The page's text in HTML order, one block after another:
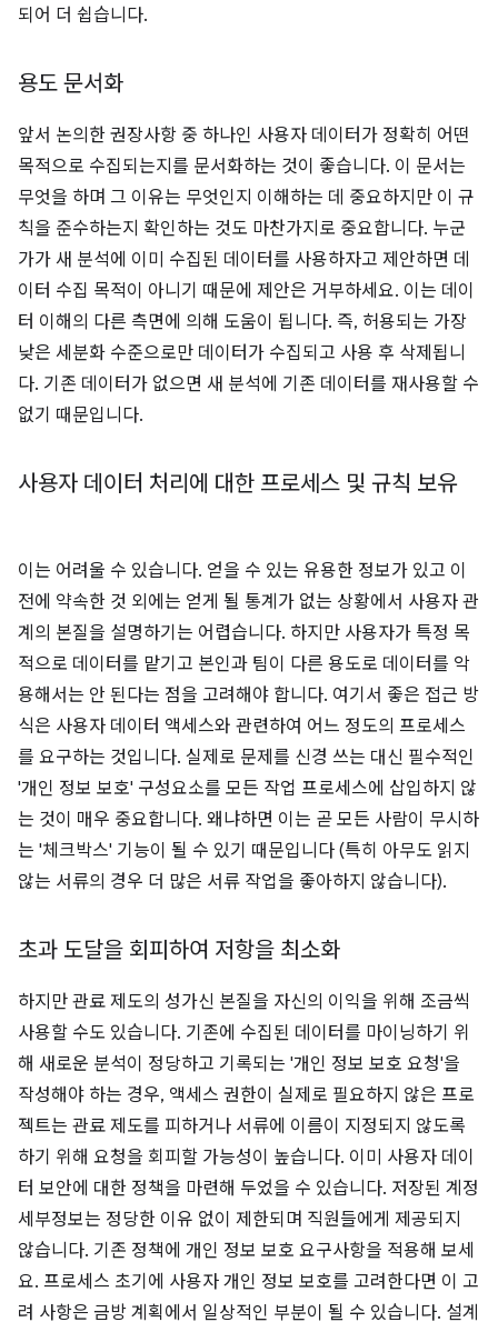
되어 더 쉽습니다.
용도 문서화
앞서 논의한 권장사항 중 하나인 사용자 데이터가 정확히 어떤
목적으로 수집되는지를 문서화하는 것이 좋습니다. 이 문서는
무엇을 하며 그 이유는 무엇인지 이해하는 데 중요하지만 이 규
칙을 준수하는지 확인하는 것도 마찬가지로 중요합니다. 누군
가가 새 분석에 이미 수집된 데이터를 사용하자고 제안하면 데
이터 수집 목적이 아니기 때문에 제안은 거부하세요. 이는 데이
터 이해의 다른 측면에 의해 도움이 됩니다. 즉, 허용되는 가장
낮은 세분화 수준으로만 데이터가 수집되고 사용 후 삭제됩니
다. 기존 데이터가 없으면 새 분석에 기존 데이터를 재사용할 수
없기 때문입니다.
사용자 데이터 처리에 대한 프로세스 및 규칙 보유
이는 어려울 수 있습니다. 얻을 수 있는 유용한 정보가 있고 이
전에 약속한 것 외에는 얻게 될 통계가 없는 상황에서 사용자 관
계의 본질을 설명하기는 어렵습니다. 하지만 사용자가 특정 목
적으로 데이터를 맡기고 본인과 팀이 다른 용도로 데이터를 악
용해서는 안 된다는 점을 고려해야 합니다. 여기서 좋은 접근 방
식은 사용자 데이터 액세스와 관련하여 어느 정도의 프로세스
를 요구하는 것입니다. 실제로 문제를 신경 쓰는 대신 필수적인
'개인 정보 보호' 구성요소를 모든 작업 프로세스에 삽입하지 않
는 것이 매우 중요합니다. 왜냐하면 이는 곧 모든 사람이 무시하
는 '체크박스' 기능이 될 수 있기 때문입니다 (특히 아무도 읽지
않는 서류의 경우 더 많은 서류 작업을 좋아하지 않습니다).
초과 도달을 회피하여 저항을 최소화
하지만 관료 제도의 성가신 본질을 자신의 이익을 위해 조금씩
사용할 수도 있습니다. 기존에 수집된 데이터를 마이닝하기 위
해 새로운 분석이 정당하고 기록되는 '개인 정보 보호 요청'을
작성해야 하는 경우, 액세스 권한이 실제로 필요하지 않은 프로
젝트는 관료 제도를 피하거나 서류에 이름이 지정되지 않도록
하기 위해 요청을 회피할 가능성이 높습니다. 이미 사용자 데이
터 보안에 대한 정책을 마련해 두었을 수 있습니다. 저장된 계정
세부정보는 정당한 이유 없이 제한되며 직원들에게 제공되지
않습니다. 기존 정책에 개인 정보 보호 요구사항을 적용해 보세
요. 프로세스 초기에 사용자 개인 정보 보호를 고려한다면 이 고
려 사항은 금방 계획에서 일상적인 부분이 될 수 있습니다. 설계